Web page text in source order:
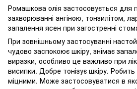
Ромашкова олія застосовується для
захворюванні ангіною, тонзилітом,
запалення ясен при загостренні
При зовнішньому застосуванні
чудово заспокоює шкіру, знімає
виразки, особливо це важливо при
висипки. Добре тонізує шкіру.
міцними. Може застосовуватися в